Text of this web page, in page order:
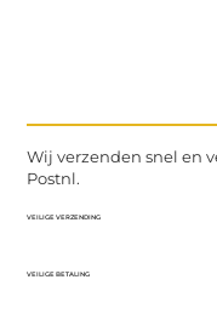
Wij verzenden snel en
Postnl.
VEILIGE VERZENDING
VEILIGE BETALING